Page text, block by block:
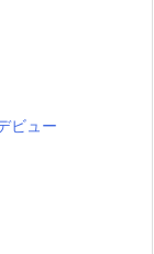
ビュー